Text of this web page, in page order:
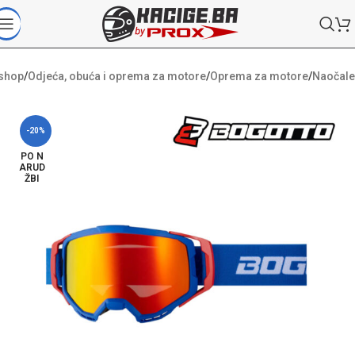
/Odjeća, obuća i oprema za motore/Oprema za motore/Naočale
-20%
PO N
ARUD
ŽBI